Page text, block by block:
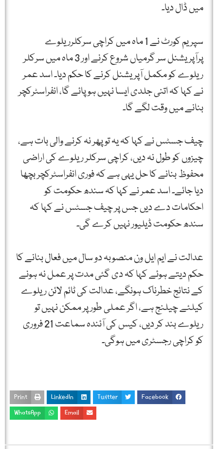
میں ڈال دیا۔
سپریم کورٹ نے 1 ماہ میں کراچی سرکلرریلوے
پرآپریشنل سر گرمیاں شروع کرنے اور 3 ماہ میں سرکلر
ریلوے کو مکمل آپریشنل کرنے کا حکم دیا۔ اسد عمر
نے کہا کہ اتنی جلدی ایسا نہیں ہو پائے گا، انفراسٹرکچر
بنانے میں وقت لگے گا۔
چیف جسٹس نے کہا کہ یہ تو پھر نہ کرنے والی بات ہے،
چیزوں کو طول نہ دیں، کراچی سرکلر ریلوے کی اراضی
محفوظ بنانے کا حل یہی ہے کہ فوری انفراسٹرکچر بچھا
دیا جائے۔ اسد عمر نے کہا کہ سندھ حکومت کو
احکامات دے دیں جس پر چیف جسٹس نے کہا کہ
سندھ حکومت ڈیلیور نہیں کرے گی۔
عدالت نے ایم ایل ون منصوبہ دو سال میں فعال بنانے کا
حکم دیتے ہوئے کہا کہ دی گئی مدت پر عمل نہ ہونے
کے نتائج خطرناک ہونگے، عدالت کی ٹائم لائن ریلوے
کیلئے چیلنج ہے، اگر عملی طور پر ممکن نہیں تو
ریلوے بند کر دیں، کیس کی آئندہ سماعت 21 فروری
کو کراچی رجسٹری میں ہوگی۔
Facebook
Twitter
LinkedIn
Print
Email
WhatsApp